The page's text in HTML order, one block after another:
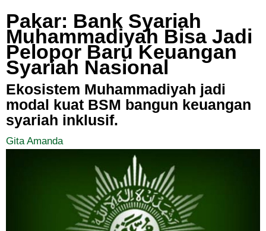
Pakar: Bank Syariah
Muhammadiyah Bisa Jadi
Pelopor Baru Keuangan
Syariah Nasional
Ekosistem Muhammadiyah jadi
modal kuat BSM bangun keuangan
syariah inklusif.
Gita Amanda